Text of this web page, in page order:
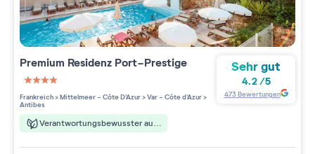
Premium Residenz Port-Prestige
4 étoiles sur 5
Frankreich>Mittelmeer - Côte D'Azur>Var - Côte d'Azur>
Antibes
Verantwortungsbewusster aufenthalt
Sehr gut
4.2/5
473Bewertungen